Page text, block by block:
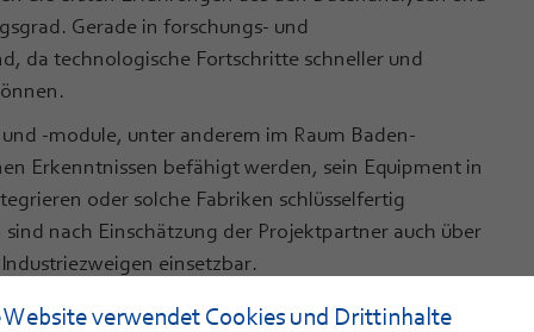
Gerade in forschungs- und
da technologische Fortschritte schneller und
-module, unter anderem im Raum Baden-
Erkenntnissen befähigt werden, sein Equipment in
oder solche Fabriken schlüsselfertig
nach Einschätzung der Projektpartner auch über
einsetzbar.
Website verwendet Cookies und Drittinhalte